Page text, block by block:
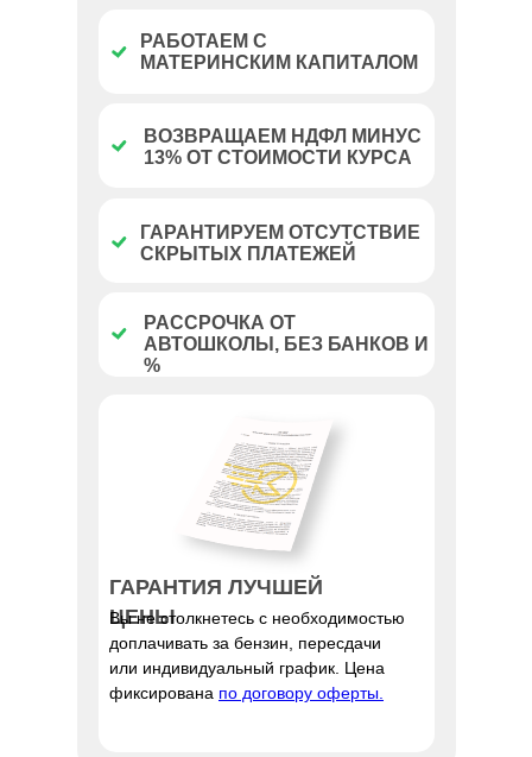
ВОЗВРАЩАЕМ НДФЛ МИНУС
13% ОТ СТОИМОСТИ КУРСА
ГАРАНТИРУЕМ ОТСУТСТВИЕ
СКРЫТЫХ ПЛАТЕЖЕЙ
РАССРОЧКА ОТ
АВТОШКОЛЫ, БЕЗ БАНКОВ И
%
РАБОТАЕМ С
МАТЕРИНСКИМ КАПИТАЛОМ
ГАРАНТИЯ ЛУЧШЕЙ
ЦЕНЫ
Вы не столкнетесь с необходимостью
доплачивать за бензин, пересдачи
или индивидуальный график. Цена
фиксирована по договору оферты.